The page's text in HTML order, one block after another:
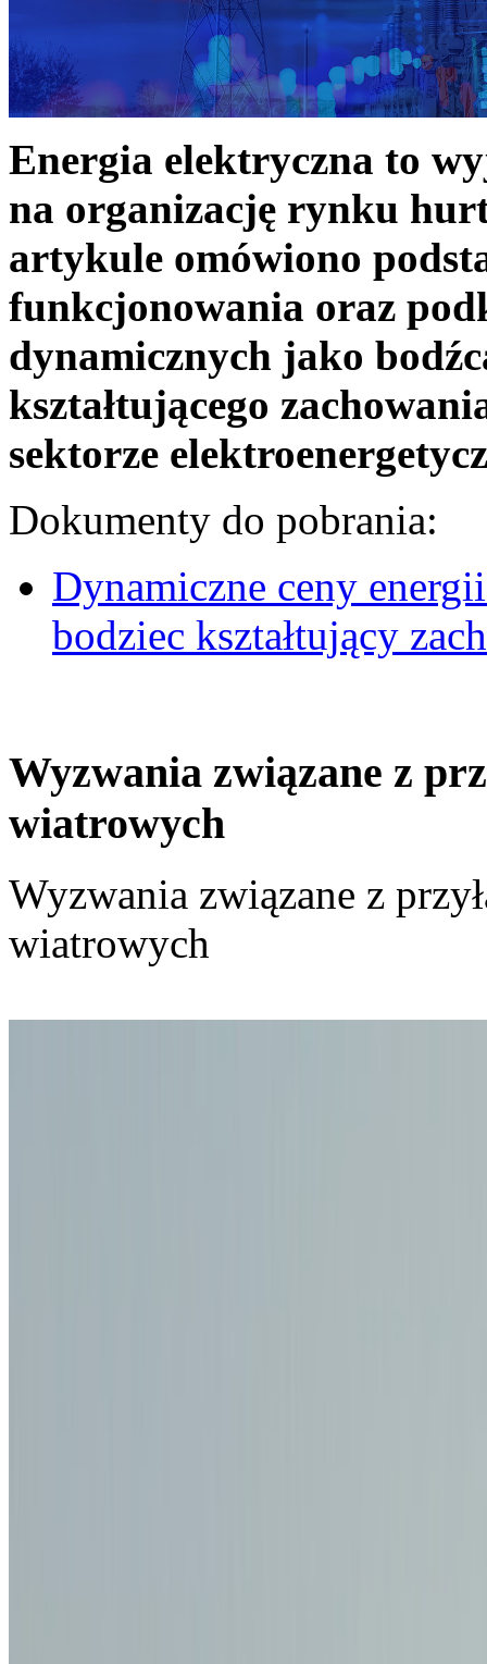
Energia elektryczna to
na organizację rynku
artykule omówiono
funkcjonowania oraz
dynamicznych jako
kształtującego
sektorze
Dokumenty do pobrania:
Dynamiczne ceny
bodziec kształtujący
Wyzwania związane z
wiatrowych
Wyzwania związane z
wiatrowych